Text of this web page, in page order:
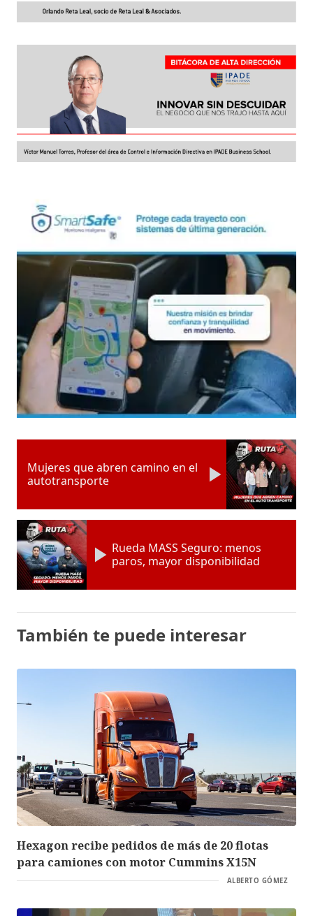
Mujeres que abren camino en el
autotransporte
Rueda MASS Seguro: menos
paros, mayor disponibilidad
También te puede interesar
Hexagon recibe pedidos de más de 20 flotas
para camiones con motor Cummins X15N
ALBERTO GÓMEZ